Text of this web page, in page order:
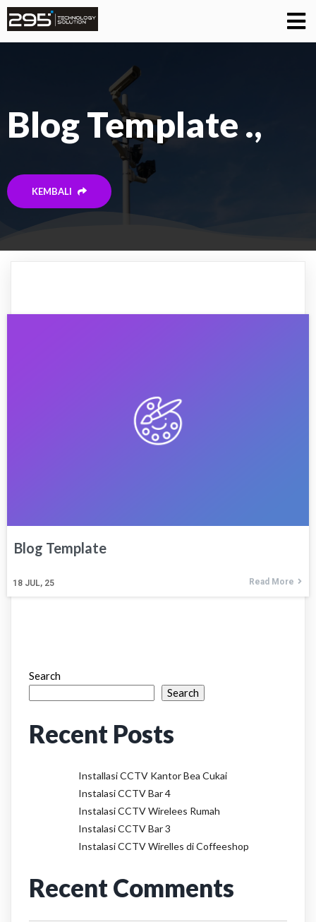
Blog Template .,
KEMBALI
Blog Template
18 JUL, 25 Read More
Search
Search
Recent Posts
Installasi CCTV Kantor Bea Cukai
Instalasi CCTV Bar 4
Instalasi CCTV Wirelees Rumah
Instalasi CCTV Bar 3
Instalasi CCTV Wirelles di Coffeeshop
Recent Comments